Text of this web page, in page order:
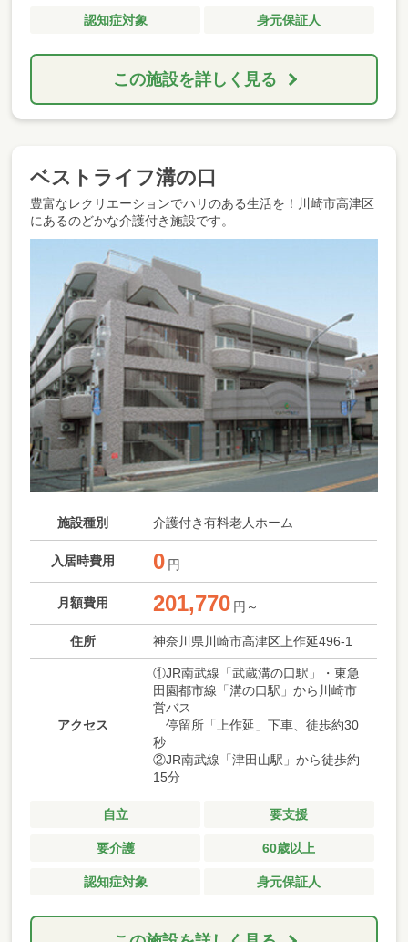
認知症対象 身元保証人
この施設を詳しく見る
ベストライフ溝の口
豊富なレクリエーションでハリのある生活を！川崎市高津区
にあるのどかな介護付き施設です。
施設種別 介護付き有料老人ホーム
入居時費用 0 円
月額費用 201,770 円～
住所 神奈川県川崎市高津区上作延496-1
アクセス
①JR南武線「武蔵溝の口駅」・東急
田園都市線「溝の口駅」から川崎市
営バス
停留所「上作延」下車、徒歩約30
秒
②JR南武線「津田山駅」から徒歩約
15分
自立 要支援
要介護 60歳以上
認知症対象 身元保証人